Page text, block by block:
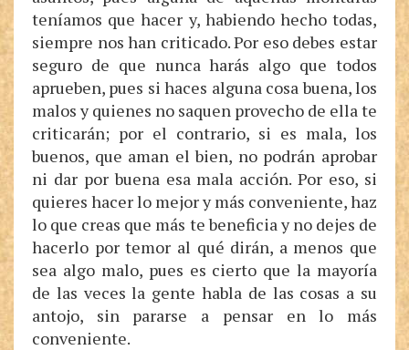
teníamos que hacer y, habiendo hecho todas,
siempre nos han criticado. Por eso debes estar
seguro de que nunca harás algo que todos
aprueben, pues si haces alguna cosa buena, los
malos y quienes no saquen provecho de ella te
criticarán; por el contrario, si es mala, los
buenos, que aman el bien, no podrán aprobar
ni dar por buena esa mala acción. Por eso, si
quieres hacer lo mejor y más conveniente, haz
lo que creas que más te beneficia y no dejes de
hacerlo por temor al qué dirán, a menos que
sea algo malo, pues es cierto que la mayoría
de las veces la gente habla de las cosas a su
antojo, sin pararse a pensar en lo más
conveniente.